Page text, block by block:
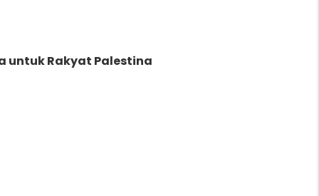
untuk Rakyat Palestina